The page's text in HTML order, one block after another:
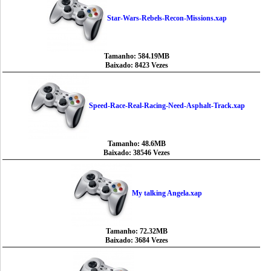
Star-Wars-Rebels-Recon-Missions.xap
Tamanho: 584.19MB
Baixado: 8423 Vezes
Speed-Race-Real-Racing-Need-Asphalt-Track.xap
Tamanho: 48.6MB
Baixado: 38546 Vezes
My talking Angela.xap
Tamanho: 72.32MB
Baixado: 3684 Vezes